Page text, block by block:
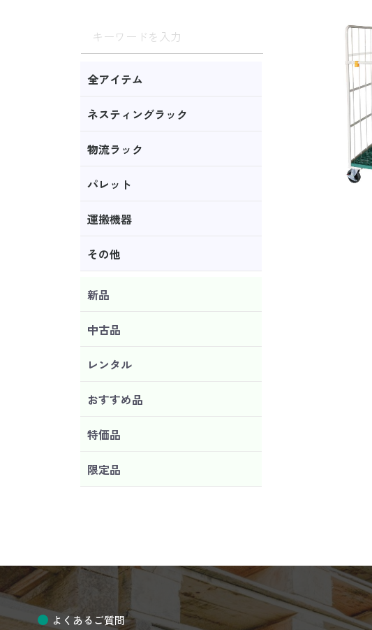
全アイテム
ネスティングラック
物流ラック
パレット
運搬機器
その他
新品
中古品
レンタル
おすすめ品
特価品
限定品
よくあるご質問